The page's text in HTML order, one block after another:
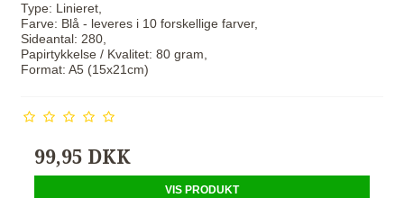
Type: Linieret,
Farve: Blå - leveres i 10 forskellige farver,
Sideantal: 280,
Papirtykkelse / Kvalitet: 80 gram,
Format: A5 (15x21cm)
99,95 DKK
VIS PRODUKT